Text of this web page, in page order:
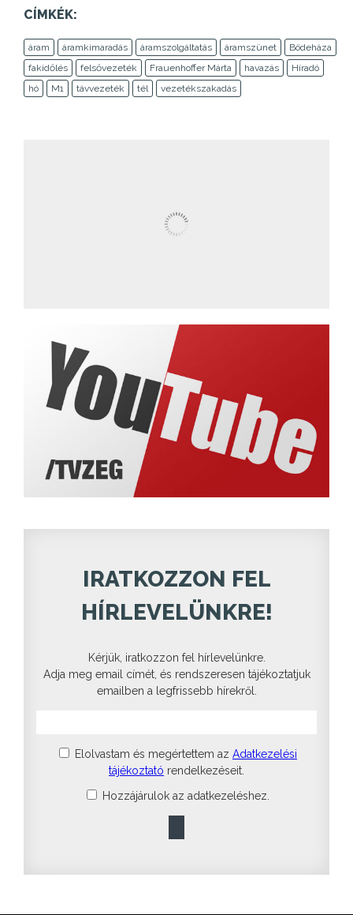
CÍMKÉK:
áram áramkimaradás áramszolgáltatás áramszünet
Bödeháza
fakidőlés
felsővezeték Frauenhoffer Márta havazás
Híradó
hó
M1 távvezeték tél vezetékszakadás
IRATKOZZON FEL
HÍRLEVELÜNKRE!
Kérjük, iratkozzon fel hírlevelünkre.
Adja meg email címét, és rendszeresen tájékoztatjuk
emailben a legfrissebb hírekről.
Elolvastam és megértettem az Adatkezelési
tájékoztató rendelkezéseit.
Hozzájárulok az adatkezeléshez.